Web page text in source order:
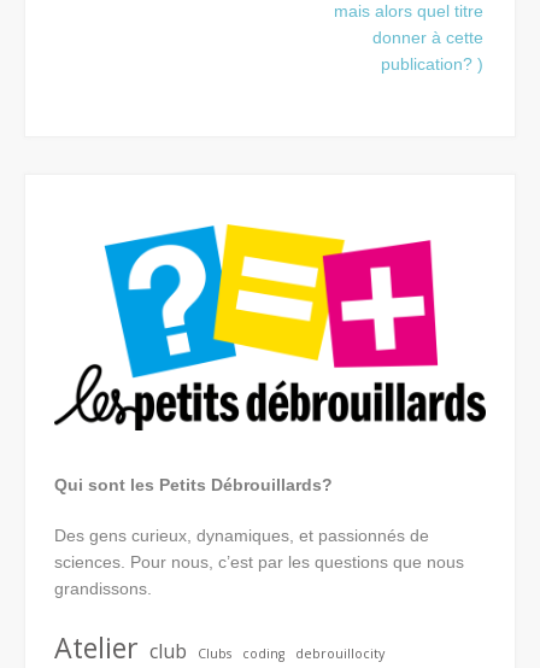
mais alors quel titre
donner à cette
publication? )
Qui sont les Petits Débrouillards?
Des gens curieux, dynamiques, et passionnés de
sciences. Pour nous, c’est par les questions que nous
grandissons.
Atelier club Clubs coding debrouillocity